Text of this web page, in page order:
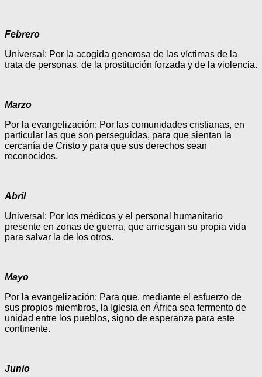
Febrero
Universal: Por la acogida generosa de las víctimas de la
trata de personas, de la prostitución forzada y de la violencia.
Marzo
Por la evangelización: Por las comunidades cristianas, en
particular las que son perseguidas, para que sientan la
cercanía de Cristo y para que sus derechos sean
reconocidos.
Abril
Universal: Por los médicos y el personal humanitario
presente en zonas de guerra, que arriesgan su propia vida
para salvar la de los otros.
Mayo
Por la evangelización: Para que, mediante el esfuerzo de
sus propios miembros, la Iglesia en África sea fermento de
unidad entre los pueblos, signo de esperanza para este
continente.
Junio